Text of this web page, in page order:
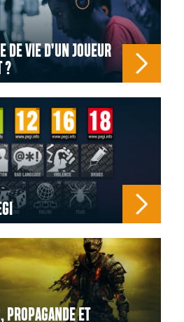
DE VIE D’UN JOUEUR
?
PROPAGANDE ET